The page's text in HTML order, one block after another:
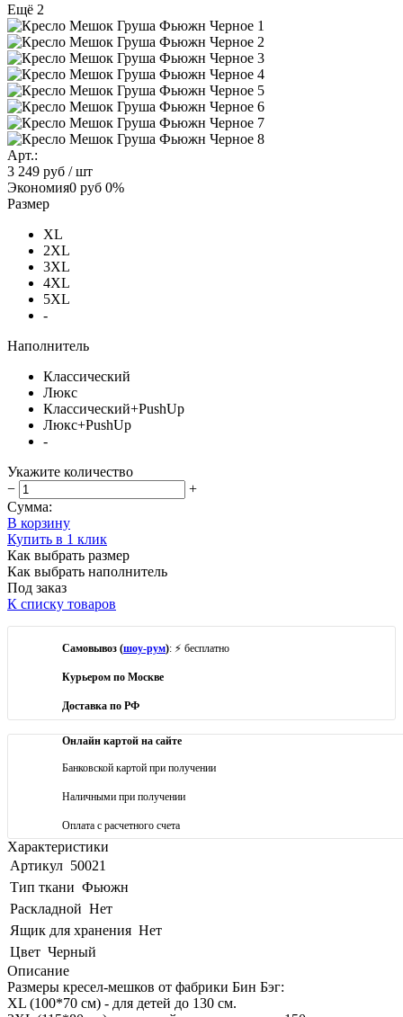
Ещё 2
Арт.:
3 249 руб / шт
Экономия0 руб 0%
Размер
XL
2XL
3XL
4XL
5XL
-
Наполнитель
Классический
Люкс
Классический+PushUp
Люкс+PushUp
-
Укажите количество
−
+
Сумма:
В корзину
Купить в 1 клик
Как выбрать размер
Как выбрать наполнитель
Под заказ
К списку товаров
Самовывоз (шоу-рум): ⚡ бесплатно
Курьером по Москве
Доставка по РФ
Онлайн картой на сайте
Банковской картой при получении
Наличными при получении
Оплата с расчетного счета
Характеристики
Артикул 50021
Тип ткани Фьюжн
Раскладной Нет
Ящик для хранения Нет
Цвет Черный
Описание
Размеры кресел-мешков от фабрики Бин Бэг:
XL (100*70 см) - для детей до 130 см.